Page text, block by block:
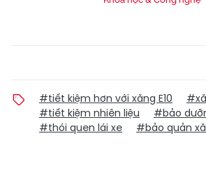
#tiết kiệm hơn với xăng E10
#tiết kiệm nhiên liệu
#bảo
#thói quen lái xe
#bảo quản